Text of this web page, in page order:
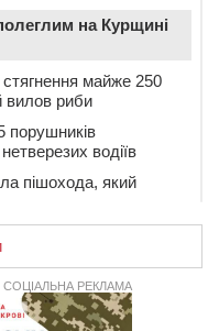
на Курщині
майже 250
вилов риби
порушників
водіїв
пішохода, який
вантажівки
СОЦІАЛЬНА РЕКЛАМА